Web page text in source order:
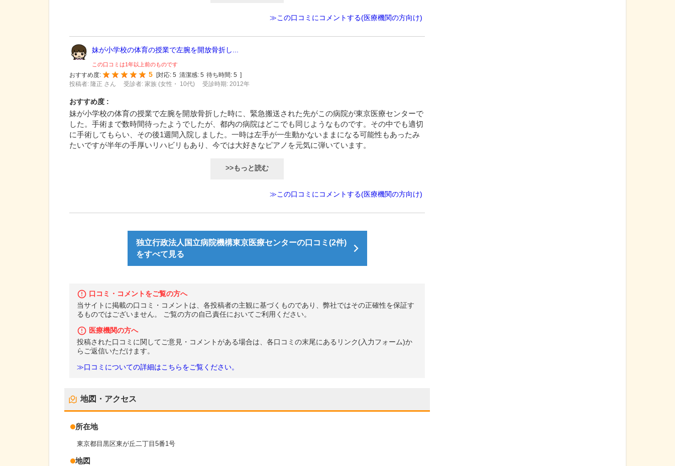
≫この口コミにコメントする(医療機関の方向け)
妹が小学校の体育の授業で左腕を開放骨折し...
この口コミは1年以上前のものです
おすすめ度:
5 対応: 5 清潔感: 5 待ち時間: 5
投稿者: 隆正 さん
受診者: 家族 (女性・ 10代) 受診時期: 2012年
おすすめ度 :
妹が小学校の体育の授業で左腕を開放骨折した時に、緊急搬送された先がこの病院が東京医療センターで
した。手術まで数時間待ったようでしたが、都内の病院はどこでも同じようなものです。その中でも適切
に手術してもらい、その後1週間入院しました。一時は左手が一生動かないままになる可能性もあったみ
たいですが半年の手厚いリハビリもあり、今では大好きなピアノを元気に弾いています。
>>もっと読む
≫この口コミにコメントする(医療機関の方向け)
独立行政法人国立病院機構東京医療センターの口コミ(2件)
をすべて見る
口コミ・コメントをご覧の方へ
当サイトに掲載の口コミ・コメントは、各投稿者の主観に基づくものであり、弊社ではその正確性を保証す
るものではございません。 ご覧の方の自己責任においてご利用ください。
医療機関の方へ
投稿された口コミに関してご意見・コメントがある場合は、各口コミの末尾にあるリンク(入力フォーム)か
らご返信いただけます。
≫口コミについての詳細はこちらをご覧ください。
地図・アクセス
所在地
東京都目黒区東が丘二丁目5番1号
地図